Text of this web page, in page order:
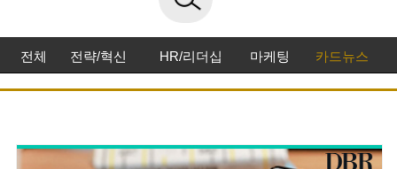
전체 전략/혁신 HR/리더십 마케팅 카드뉴스